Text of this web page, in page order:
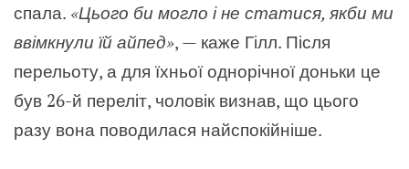
спала. «Цього би могло і не статися, якби ми
ввімкнули їй айпед», — каже Гілл. Після
перельоту, а для їхньої однорічної доньки це
був 26-й переліт, чоловік визнав, що цього
разу вона поводилася найспокійніше.